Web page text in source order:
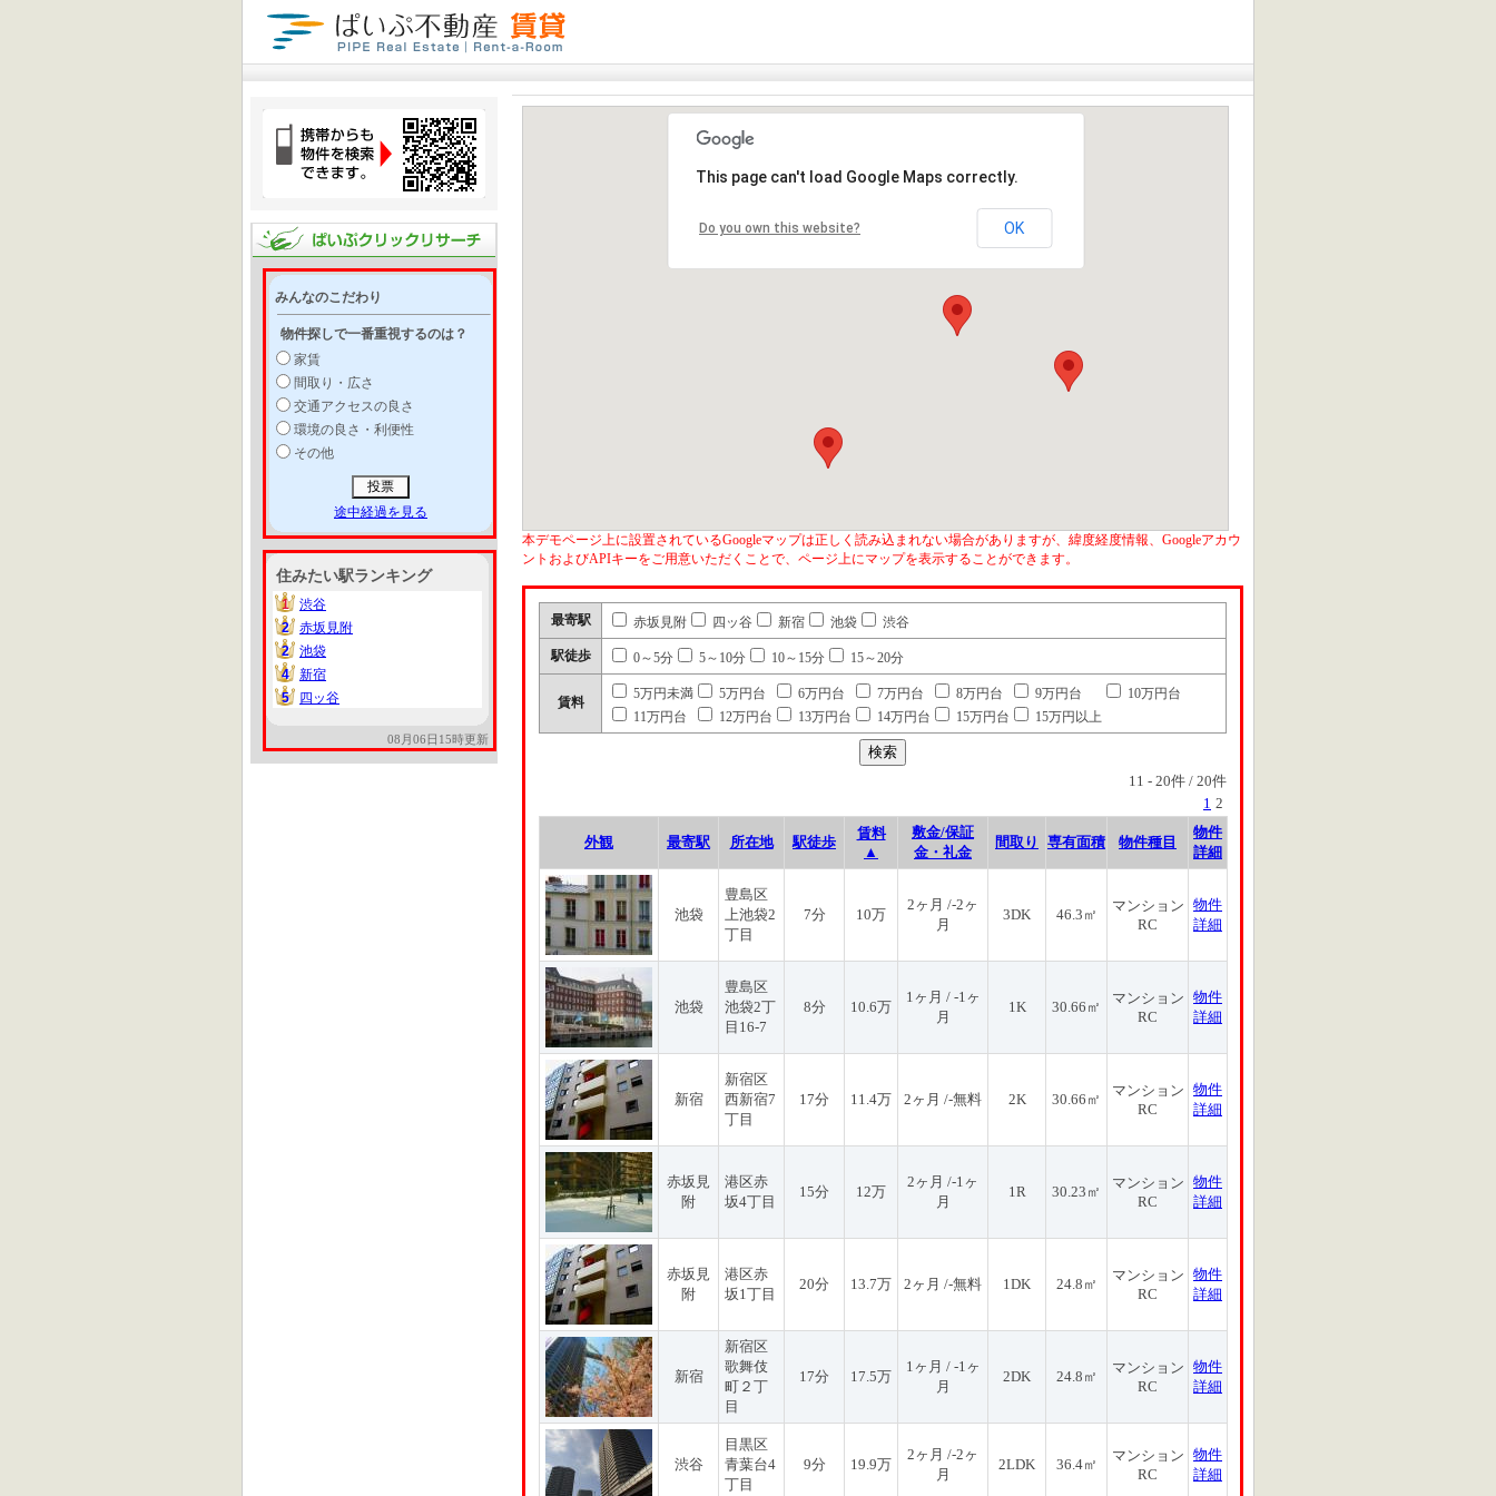
みんなのこだわり
物件探しで一番重視するのは？
家賃
間取り・広さ
交通アクセスの良さ
環境の良さ・利便性
その他
途中経過を見る
住みたい駅ランキング
1
1
渋谷
2
2
赤坂見附
2
2
池袋
4
4
新宿
5
5 四ッ谷
08月06日15時更新
This page can't load Google Maps correctly.
Do you own this website? OK
本デモページ上に設置されているGoogleマップは正しく読み込まれない場合がありますが、緯度経度情報、Googleアカウ
ントおよびAPIキーをご用意いただくことで、ページ上にマップを表示することができます。
最寄駅 赤坂見附 四ッ谷 新宿 池袋 渋谷
駅徒歩 0～5分 5～10分 10～15分 15～20分
賃料
5万円未満 5万円台 6万円台 7万円台 8万円台 9万円台
10万円台
11万円台
12万円台 13万円台 14万円台 15万円台 15万円以上
11 - 20件 / 20件
1 2
外観 最寄駅 所在地 駅徒歩
賃料
▲
敷金/保証
金・礼金
間取り 専有面積 物件種目
物件
詳細
池袋
豊島区
上池袋2
丁目
7分 10万
2ヶ月 /-2ヶ
月
3DK 46.3㎡
マンション
RC
物件
詳細
池袋
豊島区
池袋2丁
目16-7
8分 10.6万
1ヶ月 / -1ヶ
月
1K 30.66㎡
マンション
RC
物件
詳細
新宿
新宿区
西新宿7
丁目
17分 11.4万 2ヶ月 /-無料 2K 30.66㎡
マンション
RC
物件
詳細
赤坂見
附
港区赤
坂4丁目
15分 12万
2ヶ月 /-1ヶ
月
1R 30.23㎡
マンション
RC
物件
詳細
赤坂見
附
港区赤
坂1丁目
20分 13.7万 2ヶ月 /-無料 1DK 24.8㎡
マンション
RC
物件
詳細
新宿
新宿区
歌舞伎
町２丁
目
17分 17.5万
1ヶ月 / -1ヶ
月
2DK 24.8㎡
マンション
RC
物件
詳細
渋谷
目黒区
青葉台4
丁目
9分 19.9万
2ヶ月 /-2ヶ
月
2LDK 36.4㎡
マンション
RC
物件
詳細